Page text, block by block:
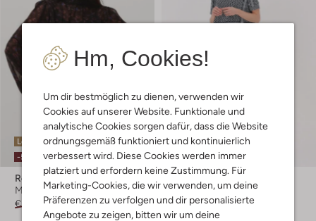
Hm, Cookies!
Um dir bestmöglich zu dienen, verwenden wir
Cookies auf unserer Website. Funktionale und
analytische Cookies sorgen dafür, dass die Website
ordnungsgemäß funktioniert und kontinuierlich
verbessert wird. Diese Cookies werden immer
platziert und erfordern keine Zustimmung. Für
Marketing-Cookies, die wir verwenden, um deine
Präferenzen zu verfolgen und dir personalisierte
Angebote zu zeigen, bitten wir um deine
Letzter Artikel
-50%
Rough Studios
Minikleid
€ 219,95 € 109,99
Letzte Größen
-60%
Rough Studios
Minikleid
€ 159,95 € 63,99